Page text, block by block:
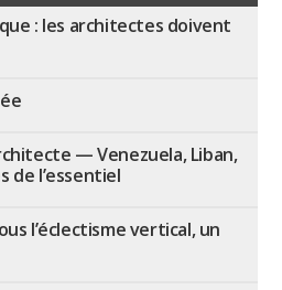
: les architectes doivent
— Venezuela, Liban,
de l’essentiel
l’éclectisme vertical, un